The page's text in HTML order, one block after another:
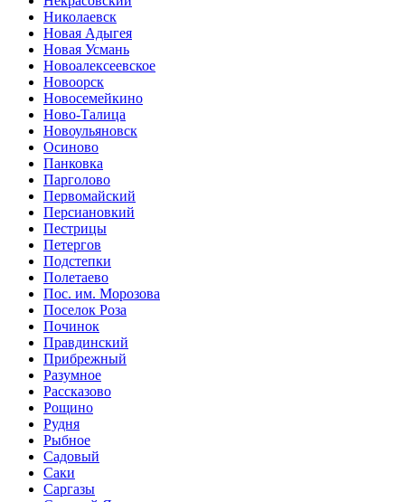
Николаевск
Новая Адыгея
Новая Усмань
Новоалексеевское
Новоорск
Новосемейкино
Ново-Талица
Новоульяновск
Осиново
Панковка
Парголово
Первомайский
Персиановкий
Пестрицы
Петергов
Подстепки
Полетаево
Пос. им. Морозова
Поселок Роза
Починок
Правдинский
Прибрежный
Разумное
Рассказово
Рощино
Рудня
Рыбное
Садовый
Саки
Саргазы